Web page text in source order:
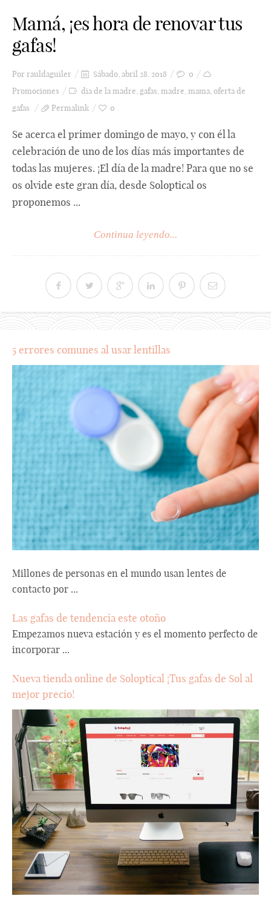
Mamá, ¡es hora de renovar tus
gafas!
Porrauldaguiler Sábado, abril 28, 2018
0
Promociones
dia de la madre gafas madre mama oferta de
gafas
Permalink 0
Se acerca el primer domingo de mayo, y con él la
celebración de uno de los días más importantes de
todas las mujeres. ¡El día de la madre! Para que no se
os olvide este gran día, desde Soloptical os
proponemos ...
Continua leyendo...
5 errores comunes al usar lentillas
Millones de personas en el mundo usan lentes de
contacto por ...
Las gafas de tendencia este otoño
Empezamos nueva estación y es el momento perfecto de
incorporar ...
Nueva tienda online de Soloptical ¡Tus gafas de Sol al
mejor precio!